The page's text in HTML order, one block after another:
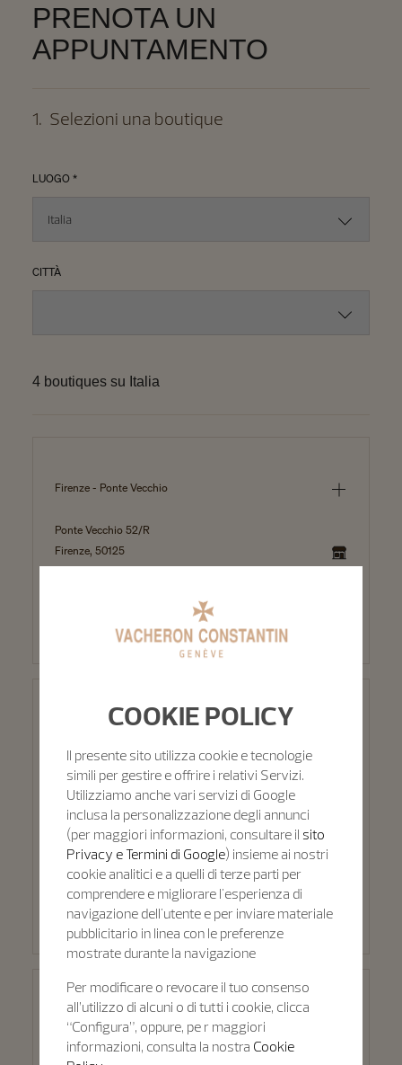
PRENOTA UN
APPUNTAMENTO
1. Selezioni una boutique
LUOGO *
CITTÀ
4 boutiques su Italia
Firenze - Ponte Vecchio
Ponte Vecchio 52/R
Firenze, 50125
SELEZIONARE QUESTA BOUTIQUE
Vacheron Constantin - FORTE DEI MARMI - Summer
Opening
AUTHORISED RETAILER
Via Carducci 6D
Forte dei Marmi, 55042
SELEZIONARE QUESTA BOUTIQUE
Milano - Pisa 1940
Via Pietro Verri 9b
COOKIE POLICY
Il presente sito utilizza cookie e tecnologie
simili per gestire e offrire i relativi Servizi.
Utilizziamo anche vari servizi di Google
inclusa la personalizzazione degli annunci
(per maggiori informazioni, consultare il sito
Privacy e Termini di Google) insieme ai nostri
cookie analitici e a quelli di terze parti per
comprendere e migliorare l'esperienza di
navigazione dell'utente e per inviare materiale
pubblicitario in linea con le preferenze
mostrate durante la navigazione
Per modificare o revocare il tuo consenso
all’utilizzo di alcuni o di tutti i cookie, clicca
“Configura”, oppure, pe r maggiori
informazioni, consulta la nostra Cookie